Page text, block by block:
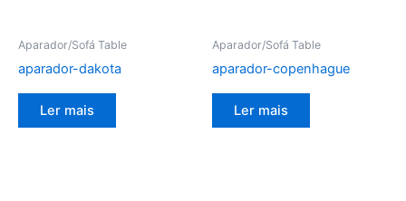
Aparador/Sofá Table
aparador-dakota
Ler mais
Aparador/Sofá Table
aparador-copenhague
Ler mais